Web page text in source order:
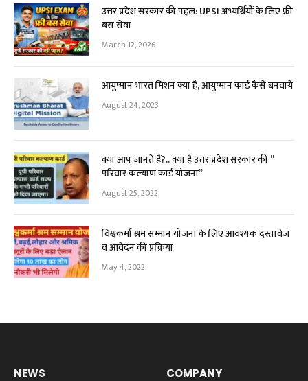
उत्तर प्रदेश सरकार की पहल: UPSI अभ्यर्थियों के लिए फ्री
बस सेवा
March 12, 2026
आयुष्मान भारत मिशन क्या है, आयुष्मान कार्ड कैसे बनवाये
August 24, 2023
क्या आप जानते हैं?.. क्या है उत्तर प्रदेश सरकार की ”
परिवार कल्याण कार्ड योजना”
August 25, 2022
विश्वकर्मा श्रम सम्मान योजना के लिए आवश्यक दस्तावेज
व आवेदन की प्रक्रिया
May 4, 2022
NEWS COMPANY